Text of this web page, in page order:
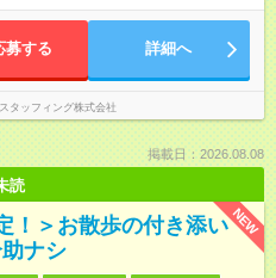
募する 詳細へ
タッフィング株式会社
掲載日：2026.08.08
読
NEW
！＞お散歩の付き添い
ナシ